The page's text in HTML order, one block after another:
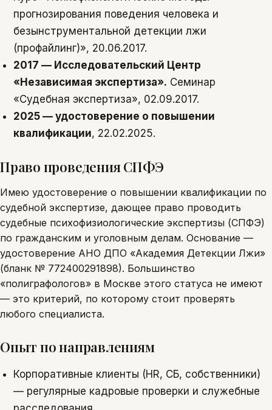
прогнозирования поведения человека и
безынструментальной детекции лжи
(профайлинг)», 20.06.2017.
2017 — Исследовательский Центр
«Независимая экспертиза». Семинар
«Судебная экспертиза», 02.09.2017.
2025 — удостоверение о повышении
квалификации, 22.02.2025.
Право проведения СПФЭ
Имею удостоверение о повышении квалификации по
судебной экспертизе, дающее право проводить
судебные психофизиологические экспертизы (СПФЭ)
по гражданским и уголовным делам. Основание —
удостоверение АНО ДПО «Академия Детекции Лжи»
(бланк № 772400291898). Большинство
«полиграфологов» в Москве этого статуса не имеют
— это критерий, по которому стоит проверять
любого специалиста.
Опыт по направлениям
Корпоративные клиенты (HR, СБ, собственники)
— регулярные кадровые проверки и служебные